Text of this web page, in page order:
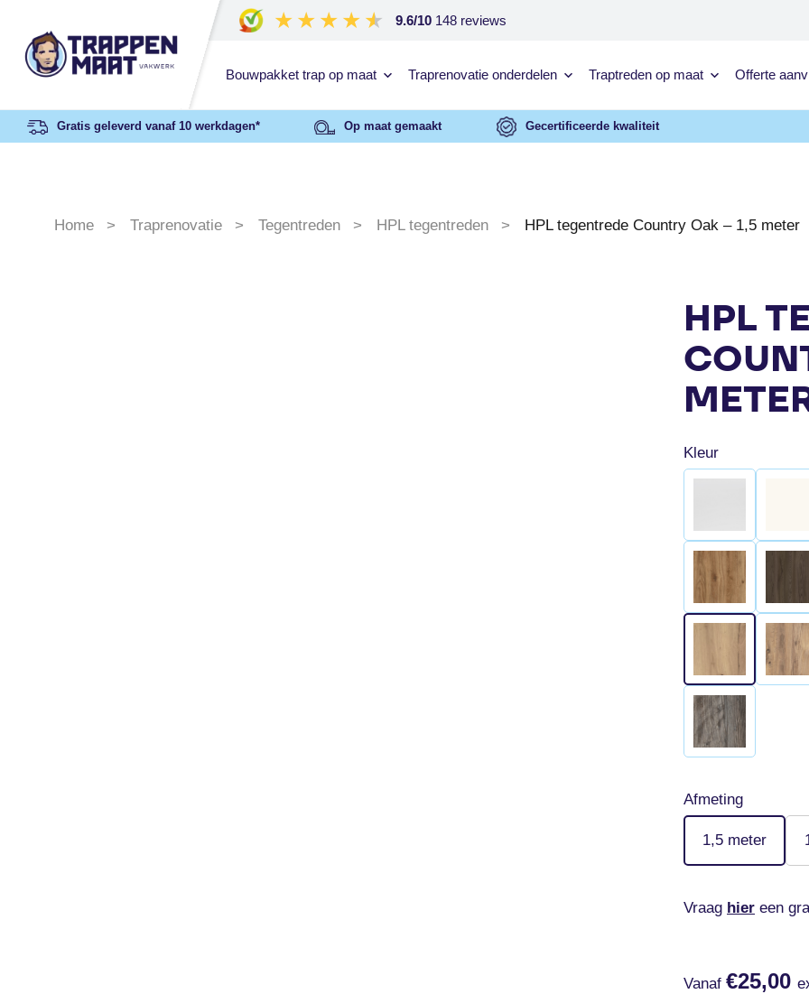
9.6/10 148 reviews
Bouwpakket trap op maat Traprenovatie onderdelen Traptreden op maat Offerte
Gratis geleverd vanaf 10 werkdagen* Op maat gemaakt Gecertificeerde kwaliteit
Home Traprenovatie Tegentreden HPL tegentreden HPL tegentrede Country Oak – 1,5 meter
HPL
Kleur
Afmeting
1,5 meter
Vraag hier een
Vanaf €25,00